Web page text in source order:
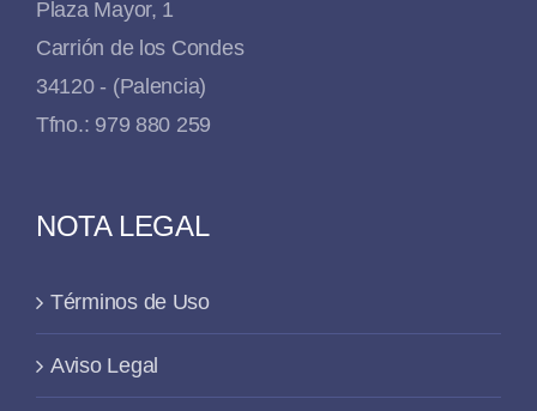
Plaza Mayor, 1
Carrión de los Condes
34120 - (Palencia)
Tfno.: 979 880 259
NOTA LEGAL
Términos de Uso
Aviso Legal